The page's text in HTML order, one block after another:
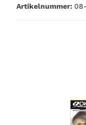
Artikelnummer: